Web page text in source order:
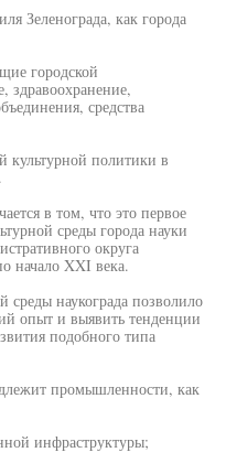
Зеленограда, как города
городской
здравоохранение,
средства
культурной политики в
в том, что это первое
среды города науки
округа
начало XXI века.
наукограда позволило
опыт и выявить тенденции
подобного типа
промышленности, как
инфраструктуры;